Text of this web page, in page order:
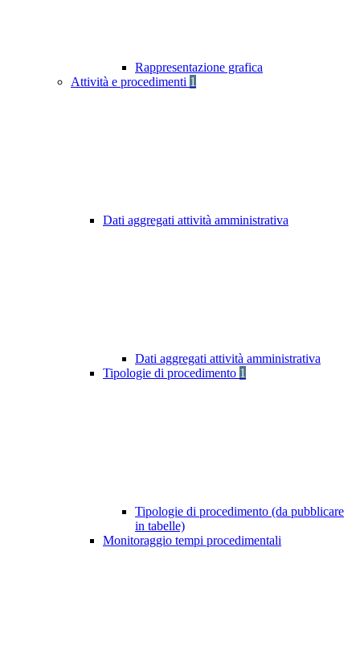
Rappresentazione grafica
Attività e procedimenti 1
Dati aggregati attività amministrativa
Dati aggregati attività amministrativa
Tipologie di procedimento 1
Tipologie di procedimento (da pubblicare
in tabelle)
Monitoraggio tempi procedimentali